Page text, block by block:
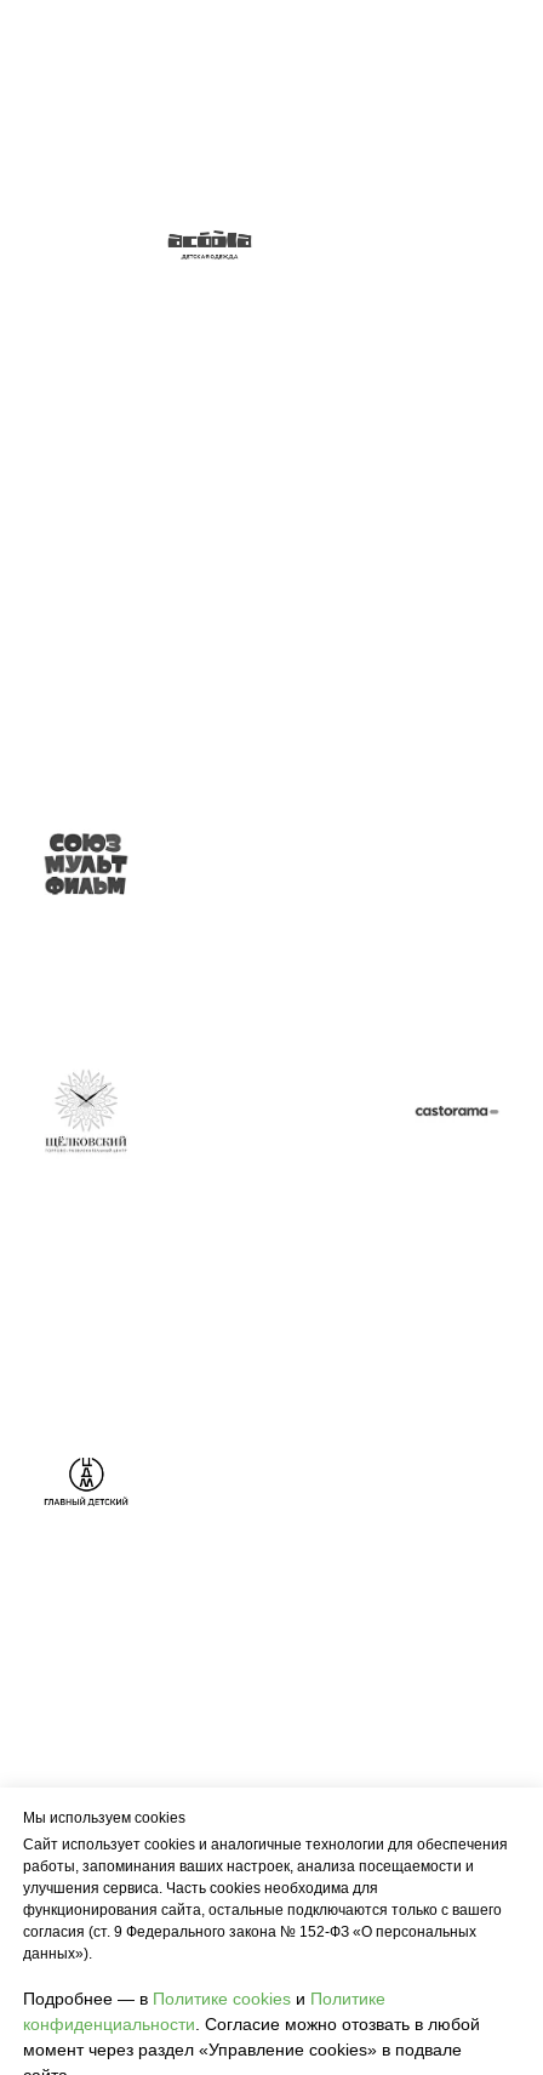
Мы используем cookies
Сайт использует cookies и аналогичные технологии для обеспечения
работы, запоминания ваших настроек, анализа посещаемости и
улучшения сервиса. Часть cookies необходима для
функционирования сайта, остальные подключаются только с вашего
согласия (ст. 9 Федерального закона № 152-ФЗ «О персональных
данных»).
Подробнее — в Политике cookies и Политике
конфиденциальности. Согласие можно отозвать в любой
момент через раздел «Управление cookies» в подвале